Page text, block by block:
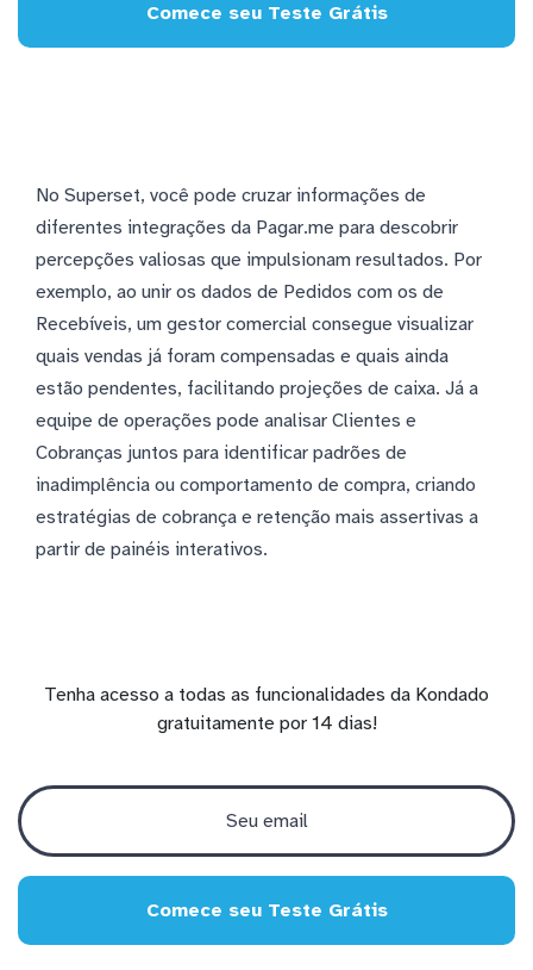
Comece seu Teste Grátis
No Superset, você pode cruzar informações de
diferentes integrações da Pagar.me para descobrir
percepções valiosas que impulsionam resultados. Por
exemplo, ao unir os dados de Pedidos com os de
Recebíveis, um gestor comercial consegue visualizar
quais vendas já foram compensadas e quais ainda
estão pendentes, facilitando projeções de caixa. Já a
equipe de operações pode analisar Clientes e
Cobranças juntos para identificar padrões de
inadimplência ou comportamento de compra, criando
estratégias de cobrança e retenção mais assertivas a
partir de painéis interativos.
Tenha acesso a todas as funcionalidades da Kondado
gratuitamente por 14 dias!
Comece seu Teste Grátis